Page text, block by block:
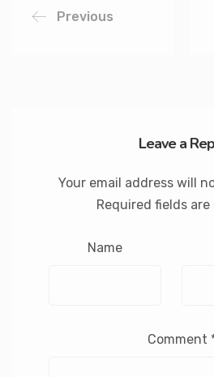
Previous
Leave a
Your email address will
Required fields are
Name
Comment